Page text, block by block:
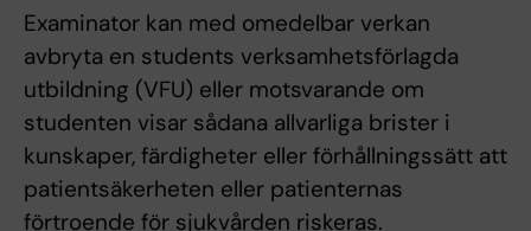
Examinator kan med omedelbar verkan
avbryta en students verksamhetsförlagda
utbildning (VFU) eller motsvarande om
studenten visar sådana allvarliga brister i
kunskaper, färdigheter eller förhållningssätt att
patientsäkerheten eller patienternas
förtroende för sjukvården riskeras.